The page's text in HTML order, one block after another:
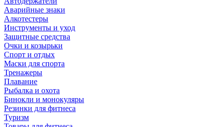
Аварийные знаки
Алкотестеры
Инструменты и уход
Защитные средства
Очки и козырьки
Спорт и отдых
Маски для спорта
Тренажеры
Плавание
Рыбалка и охота
Бинокли и монокуляры
Резинки для фитнеса
Туризм